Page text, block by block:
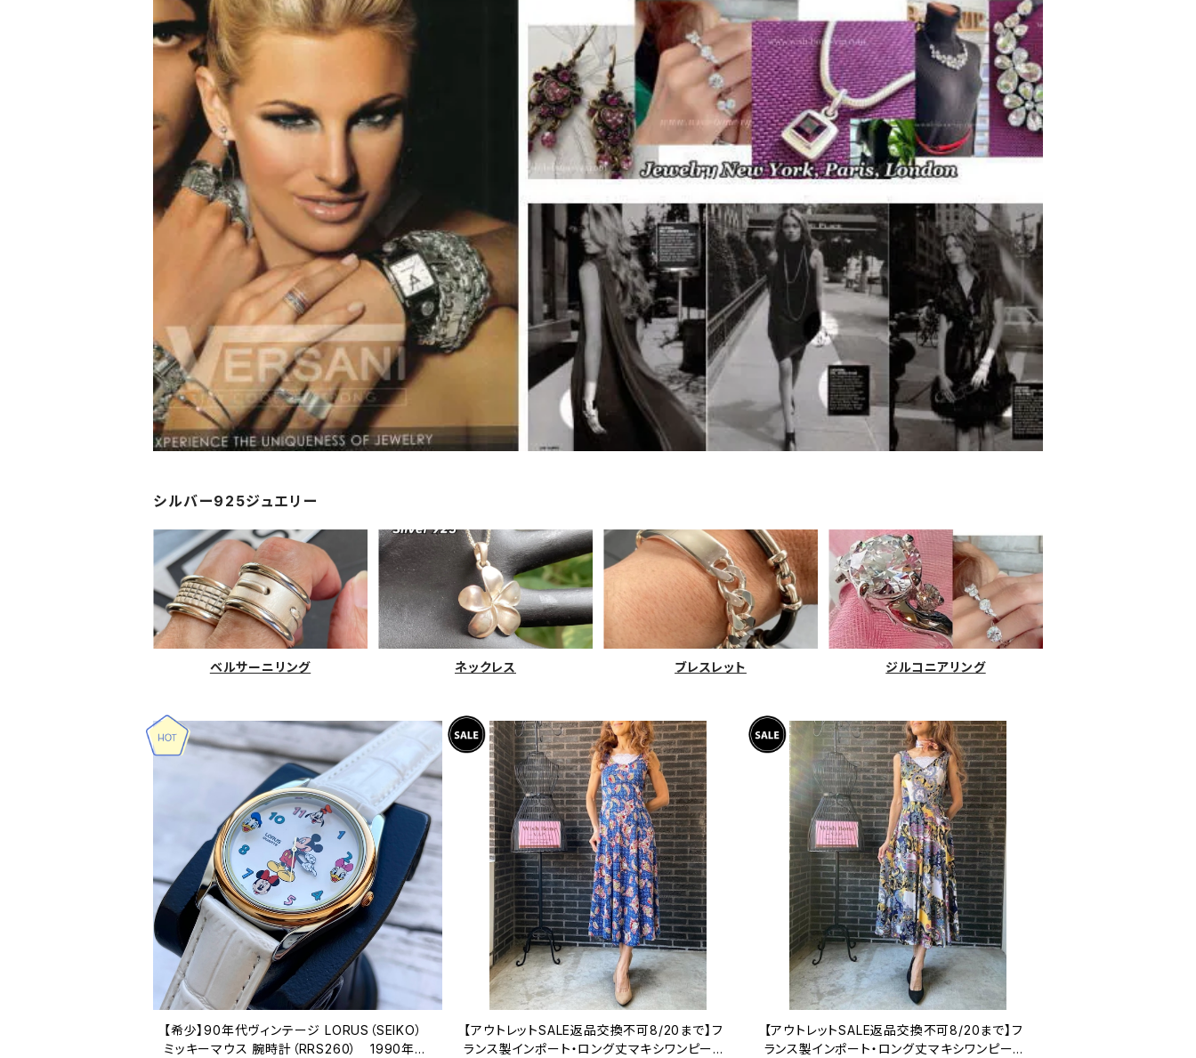
シルバー925ジュエリー
ベルサーニリング ネックレス ブレスレット ジルコニアリング
【希少】90年代ヴィンテージ LORUS（SEIKO）
ミッキーマウス 腕時計（RRS260） 1990年代
【アウトレットSALE返品交換不可8/20まで】フ
ランス製インポート・ロング丈マキシワンピース
【アウトレットSALE返品交換不可8/20まで】フ
ランス製インポート・ロング丈マキシワンピース